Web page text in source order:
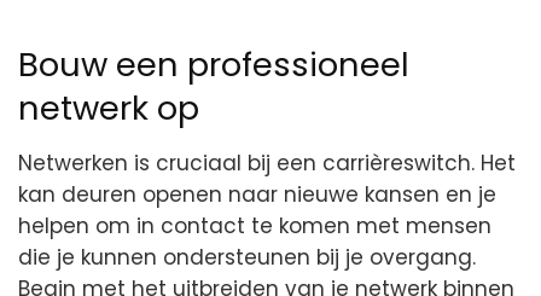
Bouw een professioneel
netwerk op
Netwerken is cruciaal bij een carrièreswitch. Het
kan deuren openen naar nieuwe kansen en je
helpen om in contact te komen met mensen
die je kunnen ondersteunen bij je overgang.
Begin met het uitbreiden van je netwerk binnen